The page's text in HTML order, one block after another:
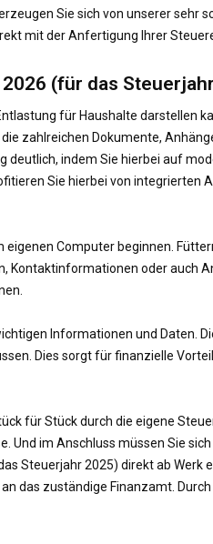
Sie sich von unserer sehr
mit der Anfertigung Ihrer
(für das
für Haushalte darstellen
zahlreichen Dokumente,
indem Sie hierbei auf
Sie hierbei von integrierten
Computer beginnen.
oder auch
Informationen und Daten.
Dies sorgt für finanzielle
für Stück durch die eigene
Und im Anschluss müssen Sie
Steuerjahr 2025) direkt ab Werk
das zuständige Finanzamt.